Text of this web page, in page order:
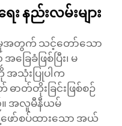
နည်းလမ်းများ
အတွက် သင့်တော်သော
ြေခံဖြစ်ပြီး၊ မ
အသုံးပြုပါက
ဓာတ်တိုးခြင်းဖြစ်စဉ်
။ အလူမီနီယမ်
ဖော်စပ်ထားသော အယ်